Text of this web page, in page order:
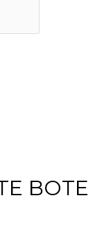
BOTE